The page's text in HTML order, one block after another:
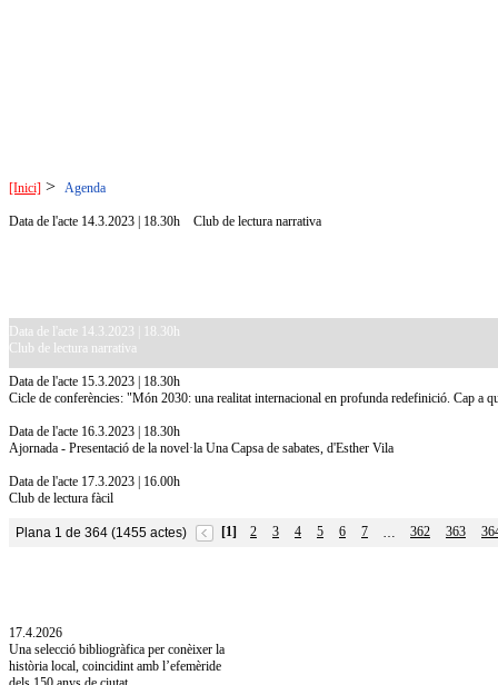
[Inici] > Agenda
Data de l'acte 14.3.2023 | 18.30h Club de lectura narrativa
Data de l'acte 14.3.2023 | 18.30h
Club de lectura narrativa
Data de l'acte 15.3.2023 | 18.30h
Cicle de conferències: "Món 2030: una realitat internacional en profunda redefinició. Cap a
Data de l'acte 16.3.2023 | 18.30h
Ajornada - Presentació de la novel·la Una Capsa de sabates, d'Esther Vila
Data de l'acte 17.3.2023 | 16.00h
Club de lectura fàcil
Plana 1 de 364 (1455 actes) [1] 2 3 4 5 6 7 … 362 363
17.4.2026
Una selecció bibliogràfica per conèixer la
història local, coincidint amb l’efemèride